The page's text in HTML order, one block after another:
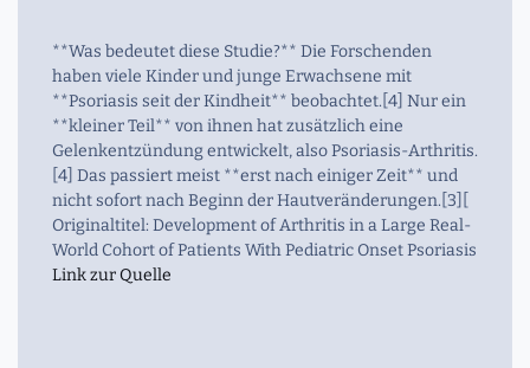
**Was bedeutet diese Studie?** Die Forschenden
haben viele Kinder und junge Erwachsene mit
**Psoriasis seit der Kindheit** beobachtet.[4] Nur ein
**kleiner Teil** von ihnen hat zusätzlich eine
Gelenkentzündung entwickelt, also Psoriasis-Arthritis.
[4] Das passiert meist **erst nach einiger Zeit** und
nicht sofort nach Beginn der Hautveränderungen.[3][
Originaltitel: Development of Arthritis in a Large Real-
World Cohort of Patients With Pediatric Onset Psoriasis
Link zur Quelle